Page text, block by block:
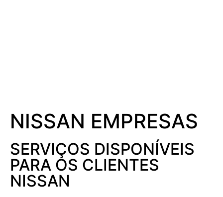
NISSAN EMPRESAS
SERVIÇOS DISPONÍVEIS
PARA OS CLIENTES
NISSAN